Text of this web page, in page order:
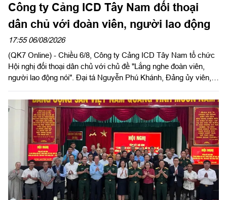
Công ty Cảng ICD Tây Nam đối thoại
dân chủ với đoàn viên, người lao động
17:55 06/08/2026
(QK7 Online) - Chiều 6/8, Công ty Cảng ICD Tây Nam tổ chức
Hội nghị đối thoại dân chủ với chủ đề "Lắng nghe đoàn viên,
người lao động nói". Đại tá Nguyễn Phú Khánh, Đảng ủy viên,
Thượng tá Nguyễn Ngọc Khánh, Giám đốc Công ty Cảng ICD
Tây Nam chủ trì hội nghị. Dự hội nghị có Đại tá Phạm Thị Thu
Hương, Trưởng phòng Công tác quần chúng, Cục Chính trị
Quân khu 7; Đại tá Trần Thị Mỹ Châu, Phó Tổng giám đốc
Công ty Tây Nam cùng đông đảo cán bộ, đoàn viên, người lao
động Công ty Cảng ICD Tây Nam.